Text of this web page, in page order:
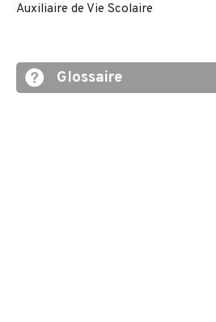
Auxiliaire de Vie Scolaire
Glossaire